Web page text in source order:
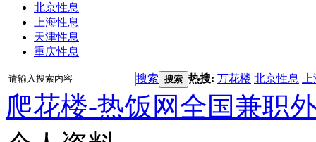
北京性息
上海性息
天津性息
重庆性息
搜索 搜索 热搜: 万花楼 北京性息
爬花楼-热饭网全国兼职